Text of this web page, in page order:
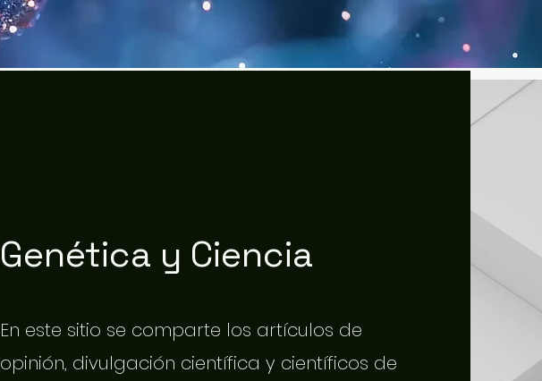
Genética y Ciencia
En este sitio se comparte los artículos de
opinión, divulgación científica y científicos de